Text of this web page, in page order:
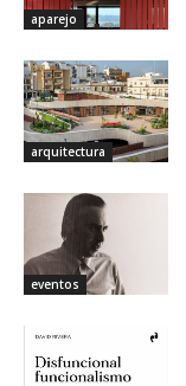
aparejo
arquitectura
eventos